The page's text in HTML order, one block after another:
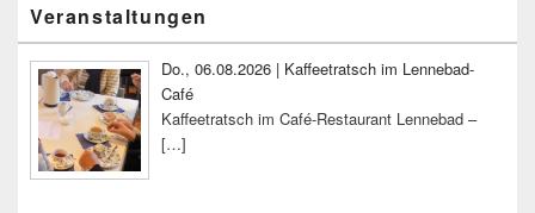
Seitenleisten-
Widgetbereich
Veranstaltungen
Do., 06.08.2026 | Kaffeetratsch im Lennebad-
Café
Kaffeetratsch im Café-Restaurant Lennebad –
[…]